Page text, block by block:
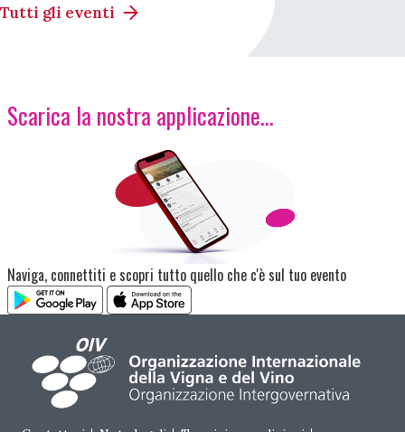
Tutti gli eventi
Scarica la nostra applicazione...
Immagine
Naviga, connettiti e scopri tutto quello che c'è sul tuo evento